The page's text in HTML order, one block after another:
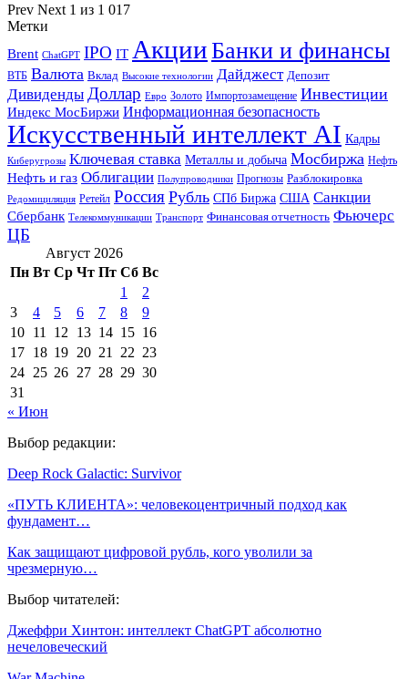
Prev Next 1 из 1 017
Метки
Brent ChatGPT IPO IT АкцииБанки и финансы
ВТБ Валюта Вклад Высокие технологии Дайджест Депозит
Дивиденды Доллар Евро Золото Импортозамещение Инвестиции
Индекс МосБиржи Информационная безопасность
Искусственный интеллект AI Кадры
Киберугрозы Ключевая ставка Металлы и добыча Мосбиржа Нефть
Нефть и газ Облигации Полупроводники Прогнозы Разблокировка
Редомициляция Ретейл Россия Рубль СПб Биржа США Санкции
Сбербанк Телекоммуникации Транспорт Финансовая отчетность Фьючерс
ЦБ
Август 2026
Пн Вт Ср Чт Пт Сб Вс
1
2
3
4 5 6 7 8
9
10 11 12 13 14 15 16
17 18 19 20 21 22 23
24 25 26 27 28 29 30
31
« Июн
Выбор редакции:
Deep Rock Galactic: Survivor
«ПУТЬ КЛИЕНТА»: человекоцентричный подход как
фундамент…
Как защищают цифровой рубль, кого уволили за
чрезмерную…
Выбор читателей:
Джеффри Хинтон: интеллект ChatGPT абсолютно
нечеловеческий